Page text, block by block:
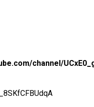
channel/